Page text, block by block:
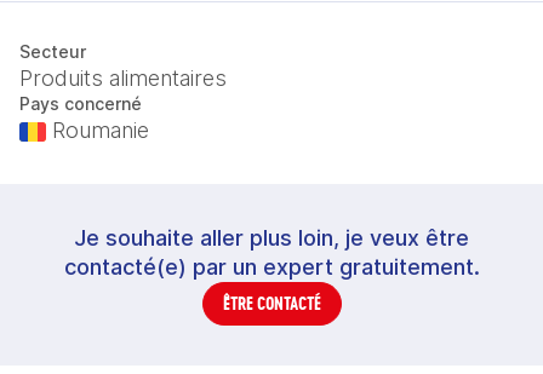
Secteur
Produits alimentaires
Pays concerné
Roumanie
Je souhaite aller plus loin, je veux être
contacté(e) par un expert gratuitement.
ÊTRE CONTACTÉ